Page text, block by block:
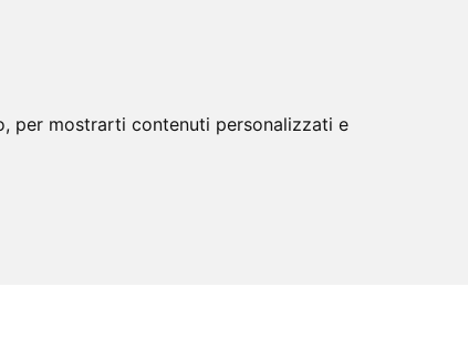
per mostrarti contenuti personalizzati e